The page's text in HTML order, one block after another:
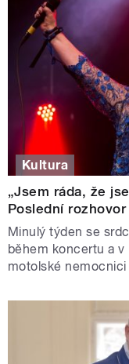
Kultura
„Jsem ráda, že
Poslední rozhovor
Minulý týden se
během koncertu a
motolské nemocnici